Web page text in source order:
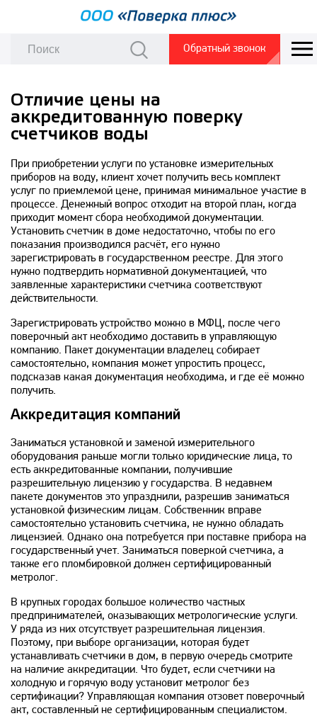
Обратный звонок
Отличие цены на
аккредитованную поверку
счетчиков воды
При приобретении услуги по установке измерительных
приборов на воду, клиент хочет получить весь комплект
услуг по приемлемой цене, принимая минимальное участие в
процессе. Денежный вопрос отходит на второй план, когда
приходит момент сбора необходимой документации.
Установить счетчик в доме недостаточно, чтобы по его
показания производился расчёт, его нужно
зарегистрировать в государственном реестре. Для этого
нужно подтвердить нормативной документацией, что
заявленные характеристики счетчика соответствуют
действительности.
Зарегистрировать устройство можно в МФЦ, после чего
поверочный акт необходимо доставить в управляющую
компанию. Пакет документации владелец собирает
самостоятельно, компания может упростить процесс,
подсказав какая документация необходима, и где её можно
получить.
Аккредитация компаний
Заниматься установкой и заменой измерительного
оборудования раньше могли только юридические лица, то
есть аккредитованные компании, получившие
разрешительную лицензию у государства. В недавнем
пакете документов это упразднили, разрешив заниматься
установкой физическим лицам. Собственник вправе
самостоятельно установить счетчика, не нужно обладать
лицензией. Однако она потребуется при поставке прибора на
государственный учет. Заниматься поверкой счетчика, а
также его пломбировкой должен сертифицированный
метролог.
В крупных городах большое количество частных
предпринимателей, оказывающих метрологические услуги.
У ряда из них отсутствует разрешительная лицензия.
Поэтому, при выборе организации, которая будет
устанавливать счетчики в дом, в первую очередь смотрите
на наличие аккредитации. Что будет, если счетчики на
холодную и горячую воду установит метролог без
сертификации? Управляющая компания отзовет поверочный
акт, составленный не сертифицированным специалистом.